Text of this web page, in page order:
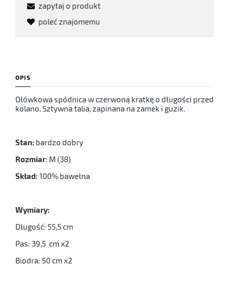
zapytaj o produkt
poleć znajomemu
OPIS
Ołówkowa spódnica w czerwoną kratkę o długości przed
kolano. Sztywna talia, zapinana na zamek i guzik.
Stan: bardzo dobry
Rozmiar: M (38)
Skład: 100% bawełna
Wymiary:
Długość: 55,5 cm
Pas: 39,5 cm x2
Biodra: 50 cm x2